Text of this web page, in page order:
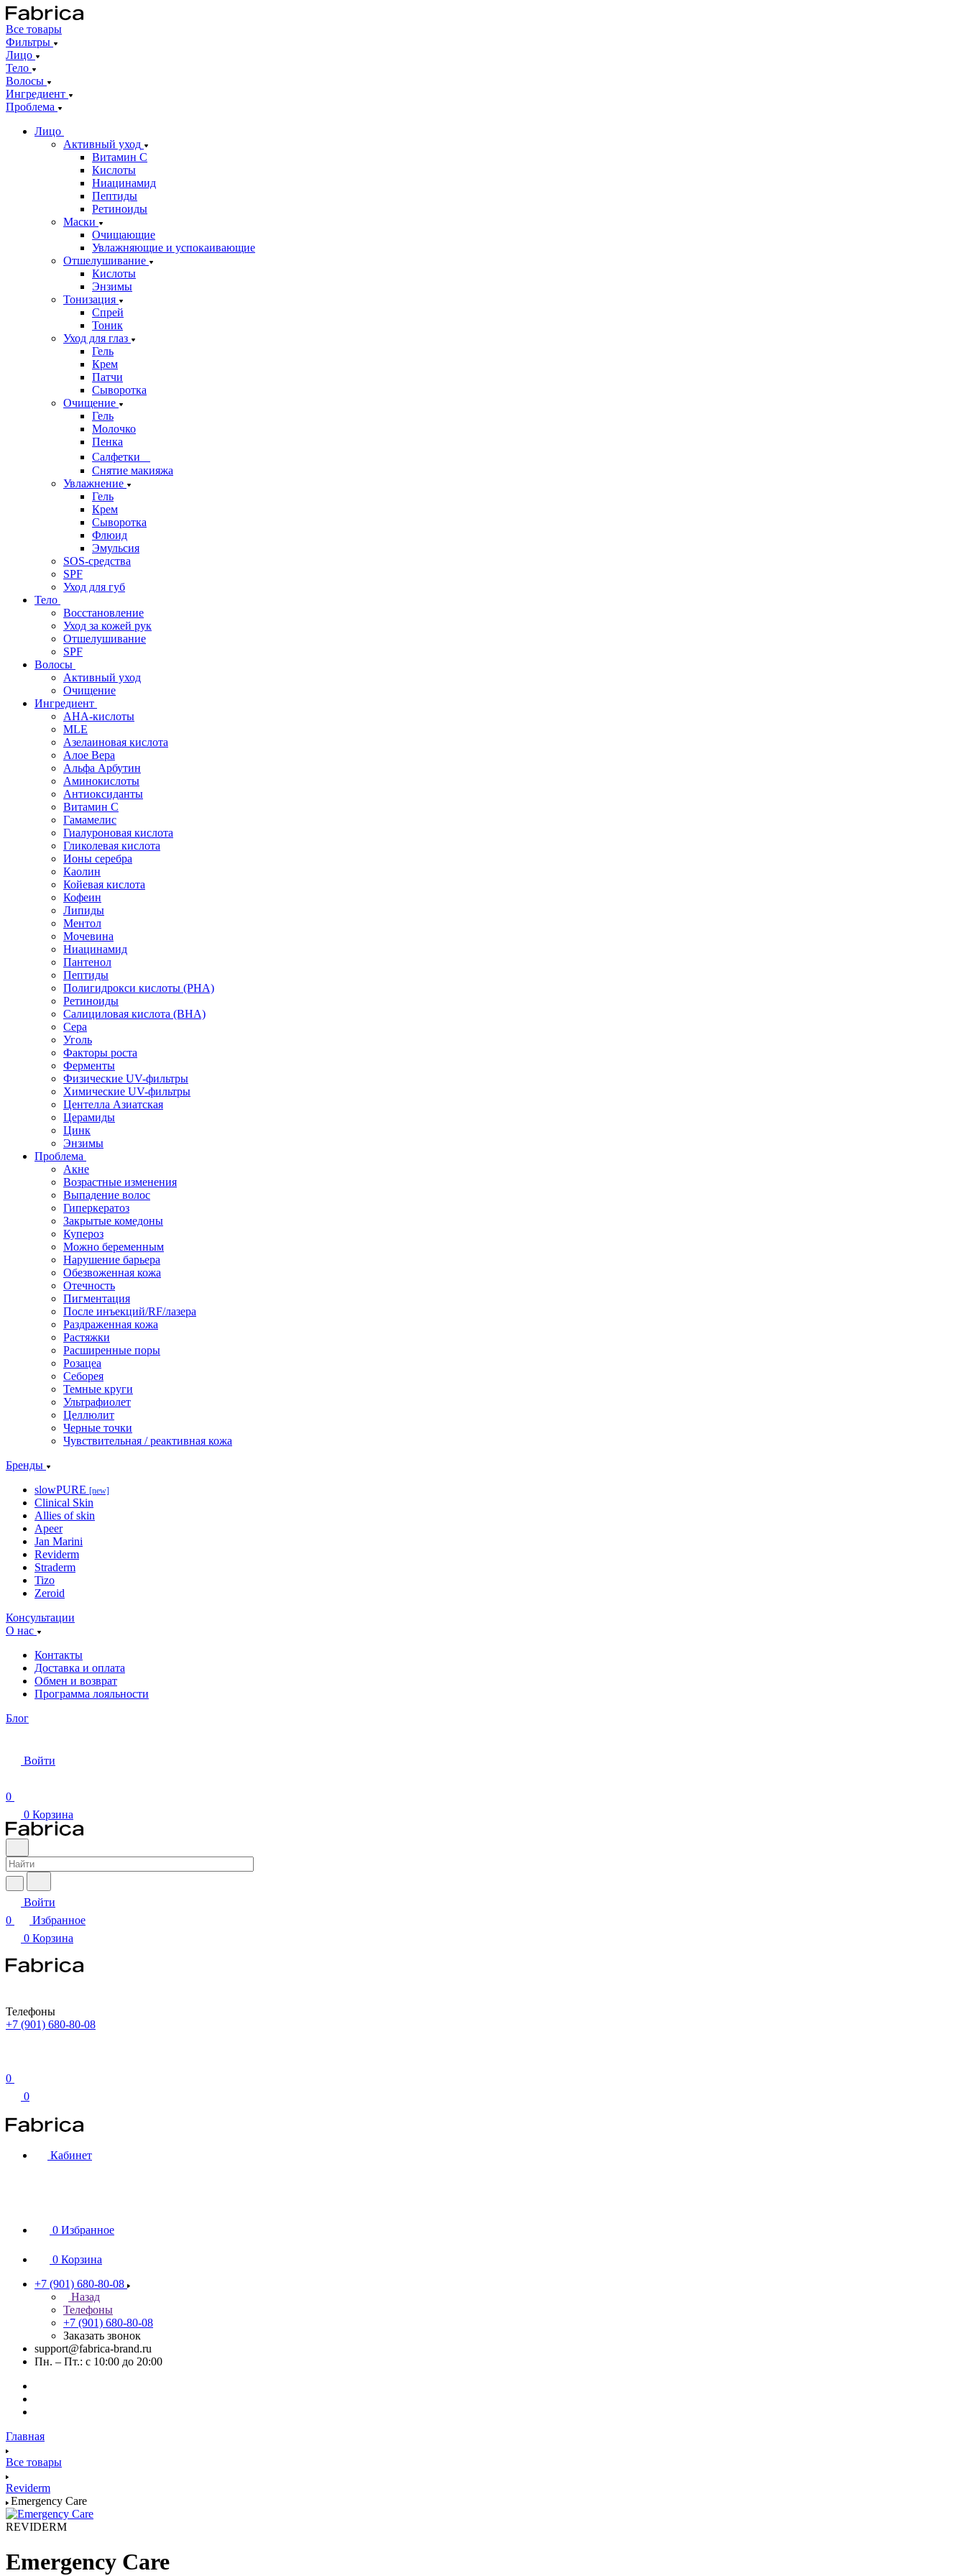
Все товары
Фильтры
Лицо
Тело
Волосы
Ингредиент
Проблема
Лицо
Активный уход
Витамин С
Кислоты
Ниацинамид
Пептиды
Ретиноиды
Маски
Очищающие
Увлажняющие и успокаивающие
Отшелушивание
Кислоты
Энзимы
Тонизация
Спрей
Тоник
Уход для глаз
Гель
Крем
Патчи
Сыворотка
Очищение
Гель
Молочко
Пенка
Салфетки
Снятие макияжа
Увлажнение
Гель
Крем
Сыворотка
Флюид
Эмульсия
SOS-средства
SPF
Уход для губ
Тело
Восстановление
Уход за кожей рук
Отшелушивание
SPF
Волосы
Активный уход
Очищение
Ингредиент
AHA-кислоты
MLE
Азелаиновая кислота
Алое Вера
Альфа Арбутин
Аминокислоты
Антиоксиданты
Витамин С
Гамамелис
Гиалуроновая кислота
Гликолевая кислота
Ионы серебра
Каолин
Койевая кислота
Кофеин
Липиды
Ментол
Мочевина
Ниацинамид
Пантенол
Пептиды
Полигидрокси кислоты (PHA)
Ретиноиды
Салициловая кислота (BHA)
Сера
Уголь
Факторы роста
Ферменты
Физические UV-фильтры
Химические UV-фильтры
Центелла Азиатская
Церамиды
Цинк
Энзимы
Проблема
Акне
Возрастные изменения
Выпадение волос
Гиперкератоз
Закрытые комедоны
Купероз
Можно беременным
Нарушение барьера
Обезвоженная кожа
Отечность
Пигментация
После инъекций/RF/лазера
Раздраженная кожа
Растяжки
Расширенные поры
Розацеа
Себорея
Темные круги
Ультрафиолет
Целлюлит
Черные точки
Чувствительная / реактивная кожа
Бренды
slowPURE [new]
Clinical Skin
Allies of skin
Apeer
Jan Marini
Reviderm
Straderm
Tizo
Zeroid
Консультации
О нас
Контакты
Доставка и оплата
Обмен и возврат
Программа лояльности
Блог
Войти
0
0 Корзина
Войти
0
Избранное
0 Корзина
Телефоны
+7 (901) 680-80-08
0
0
Кабинет
0 Избранное
0 Корзина
+7 (901) 680-80-08
Назад
Телефоны
+7 (901) 680-80-08
Заказать звонок
support@fabrica-brand.ru
Пн. – Пт.: с 10:00 до 20:00
Главная
Все товары
Reviderm
Emergency Care
REVIDERM
Emergency Care